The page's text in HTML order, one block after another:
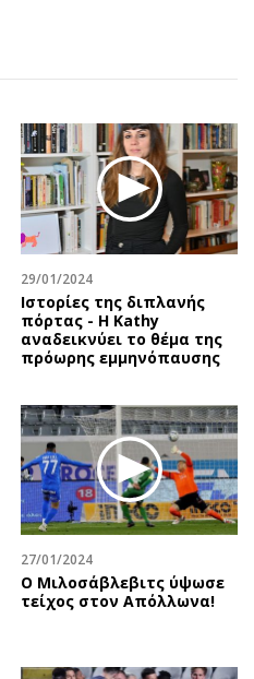
Κινητά-tablets
Αυτοκίνηση
Αφιερώματα
Πολιτική
Οικονομία
Γενικά
Αναδρομές
Πρόσωπα
Περιβάλλον
Good Life
Γυναίκα
Showbiz
Ταξίδια
Συνταγές
Έξοδος
Media
29/01/2024
Ιστορίες της διπλανής
πόρτας - Η Kathy
αναδεικνύει το θέμα της
πρόωρης εμμηνόπαυσης
27/01/2024
Ο Μιλοσάβλεβιτς ύψωσε
τείχος στον Απόλλωνα!